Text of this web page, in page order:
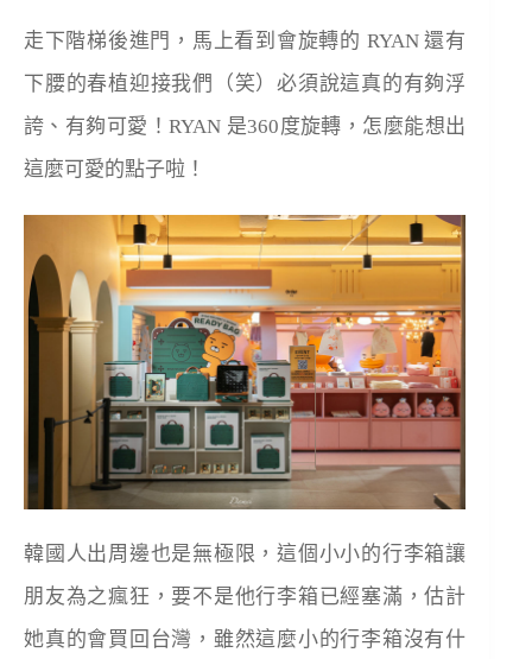
走下階梯後進門，馬上看到會旋轉的 RYAN 還有
下腰的春植迎接我們（笑）必須說這真的有夠浮
誇、有夠可愛！RYAN 是360度旋轉，怎麼能想出
這麼可愛的點子啦！
韓國人出周邊也是無極限，這個小小的行李箱讓
朋友為之瘋狂，要不是他行李箱已經塞滿，估計
她真的會買回台灣，雖然這麼小的行李箱沒有什